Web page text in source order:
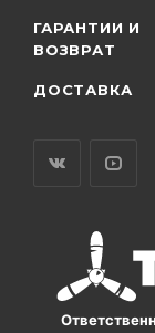
ГАРАНТИИ И
ВОЗВРАТ
ДОСТАВКА